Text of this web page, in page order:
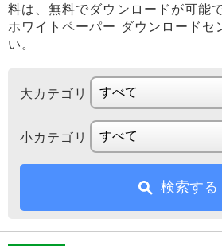
料は、無料でダウンロードが可能
ホワイトペーパー ダウンロードセ
い。
大カテゴリ
小カテゴリ
検索する